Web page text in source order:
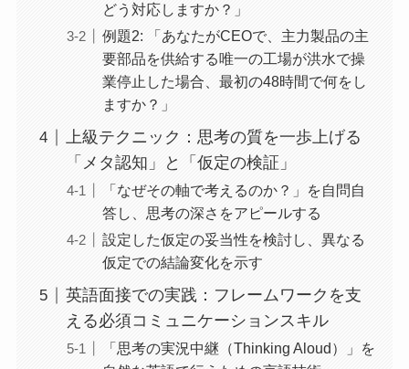
どう対応しますか？」
例題2: 「あなたがCEOで、主力製品の主
要部品を供給する唯一の工場が洪水で操
業停止した場合、最初の48時間で何をし
ますか？」
上級テクニック：思考の質を一歩上げる
「メタ認知」と「仮定の検証」
「なぜその軸で考えるのか？」を自問自
答し、思考の深さをアピールする
設定した仮定の妥当性を検討し、異なる
仮定での結論変化を示す
英語面接での実践：フレームワークを支
える必須コミュニケーションスキル
「思考の実況中継（Thinking Aloud）」を